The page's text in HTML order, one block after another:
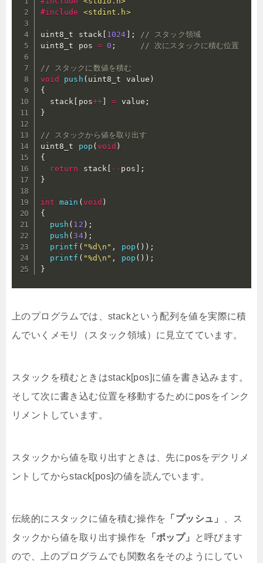
#include <stdint.h>
uint8_t stack 1024 ;
// スタック領域
uint8_t pos = 0 ; // 次にスタックに積む位置
// スタックに数値を積む
void
push ( uint8_t value )
{
  stack
pos++ = value ;
}
// スタックから値を取り出す
uint8_t pop ( void )
{
return
stack -- pos
;
}
int main ( void )
{
push ( 12 ) ;
push (34) ;
printf ( "%d\n" , pop ( ) ) ;
printf ( "%d\n" , pop ( ) ) ;
}
上のプログラムでは、stackという配列を値を実際に積
んでいくメモリ（スタック領域）に見立てています。
スタックを積むときはstack[pos]に値を書き込みます。
そして次に書き込む位置を移動するためにposをインク
リメントしています。
スタックから値を取り出すときは、先にposをデクリメ
ントしてからstack[pos]の値を読んでいます。
伝統的にスタックに値を積む操作を 「プッシュ」
、ス
タックから値を取り出す操作を 「ポップ」
と呼びます
ので、上のプログラムでも関数名をそのようにしてい